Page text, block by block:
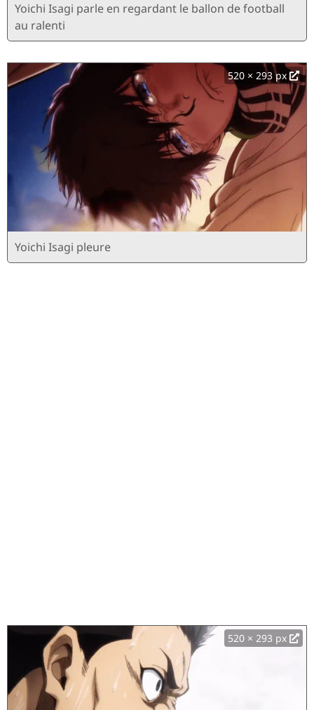
Yoichi Isagi parle en regardant le ballon de football
au ralenti
520 × 293 px
Yoichi Isagi pleure
520 × 293 px